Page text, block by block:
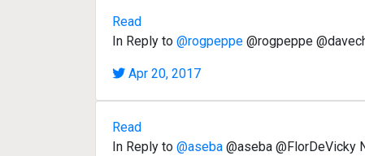
Read
In Reply to @rogpeppe @rogpeppe
Apr 20, 2017
Read
In Reply to @aseba @aseba @FlorDeVicky